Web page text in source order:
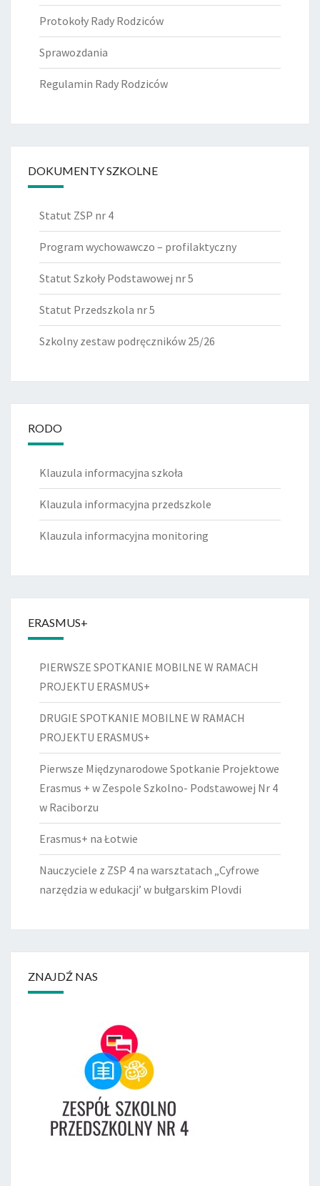
Protokoły Rady Rodziców
Sprawozdania
Regulamin Rady Rodziców
DOKUMENTY SZKOLNE
Statut ZSP nr 4
Program wychowawczo – profilaktyczny
Statut Szkoły Podstawowej nr 5
Statut Przedszkola nr 5
Szkolny zestaw podręczników 25/26
RODO
Klauzula informacyjna szkoła
Klauzula informacyjna przedszkole
Klauzula informacyjna monitoring
ERASMUS+
PIERWSZE SPOTKANIE MOBILNE W RAMACH
PROJEKTU ERASMUS+
DRUGIE SPOTKANIE MOBILNE W RAMACH
PROJEKTU ERASMUS+
Pierwsze Międzynarodowe Spotkanie Projektowe
Erasmus + w Zespole Szkolno- Podstawowej Nr 4
w Raciborzu
Erasmus+ na Łotwie
Nauczyciele z ZSP 4 na warsztatach „Cyfrowe
narzędzia w edukacji’ w bułgarskim Plovdi
ZNAJDŹ NAS